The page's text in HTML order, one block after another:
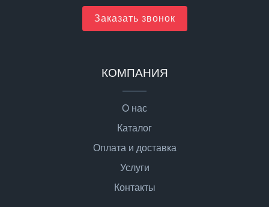
Заказать звонок
КОМПАНИЯ
О нас
Каталог
Оплата и доставка
Услуги
Контакты